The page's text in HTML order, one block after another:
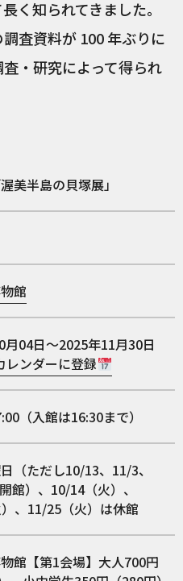
く知られてきました。
査資料が 100 年ぶりに
・研究によって得られ
美半島の貝塚展」
館
月04日～2025年11月30日
レンダーに登録
（入館は16:30まで）
（ただし10/13、11/3、
館）、10/14（火）、
、11/25（火）は休館
館【第1会場】大人700円